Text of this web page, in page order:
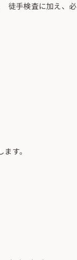
徒手検査に加え、必
す。